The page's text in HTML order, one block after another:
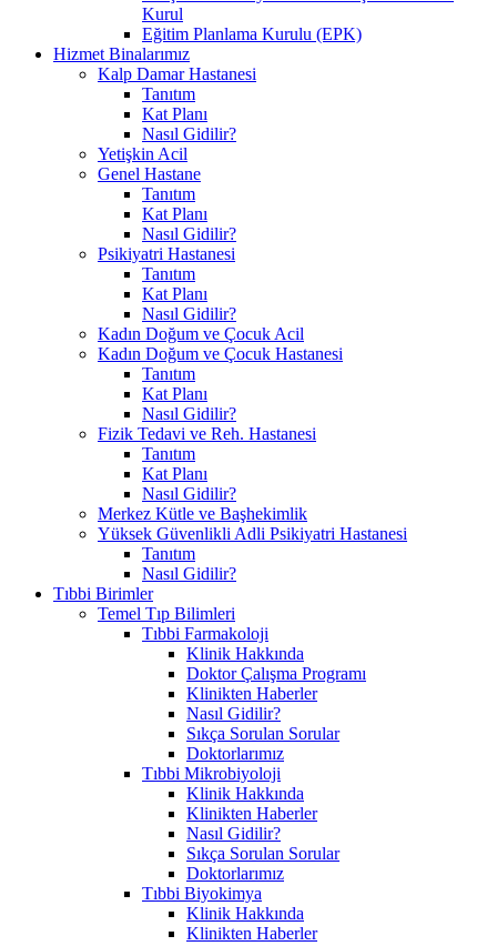
Kurul
Eğitim Planlama Kurulu (EPK)
Hizmet Binalarımız
Kalp Damar Hastanesi
Tanıtım
Kat Planı
Nasıl Gidilir?
Yetişkin Acil
Genel Hastane
Tanıtım
Kat Planı
Nasıl Gidilir?
Psikiyatri Hastanesi
Tanıtım
Kat Planı
Nasıl Gidilir?
Kadın Doğum ve Çocuk Acil
Kadın Doğum ve Çocuk Hastanesi
Tanıtım
Kat Planı
Nasıl Gidilir?
Fizik Tedavi ve Reh. Hastanesi
Tanıtım
Kat Planı
Nasıl Gidilir?
Merkez Kütle ve Başhekimlik
Yüksek Güvenlikli Adli Psikiyatri Hastanesi
Tanıtım
Nasıl Gidilir?
Tıbbi Birimler
Temel Tıp Bilimleri
Tıbbi Farmakoloji
Klinik Hakkında
Doktor Çalışma Programı
Klinikten Haberler
Nasıl Gidilir?
Sıkça Sorulan Sorular
Doktorlarımız
Tıbbi Mikrobiyoloji
Klinik Hakkında
Klinikten Haberler
Nasıl Gidilir?
Sıkça Sorulan Sorular
Doktorlarımız
Tıbbi Biyokimya
Klinik Hakkında
Klinikten Haberler